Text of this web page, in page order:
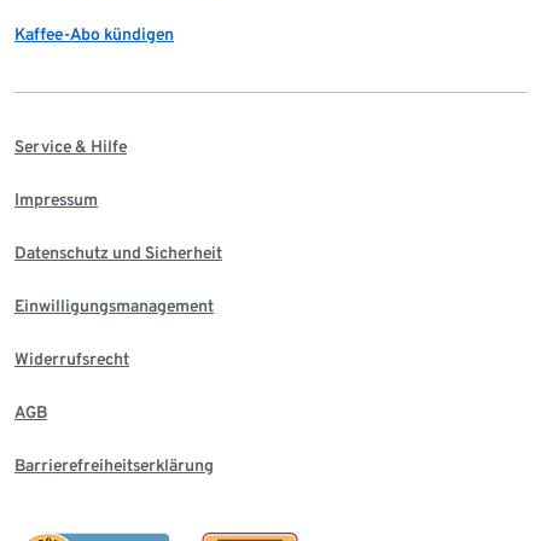
Kaffee-Abo kündigen
Service & Hilfe
Impressum
Datenschutz und Sicherheit
Einwilligungsmanagement
Widerrufsrecht
AGB
Barrierefreiheitserklärung